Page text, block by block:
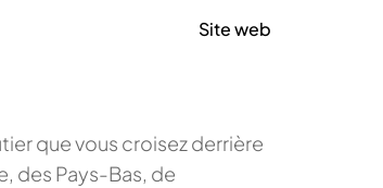
Site web
que vous croisez derrière
des Pays-Bas, de